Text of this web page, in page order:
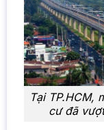
Tại TP.HCM,
cư đã